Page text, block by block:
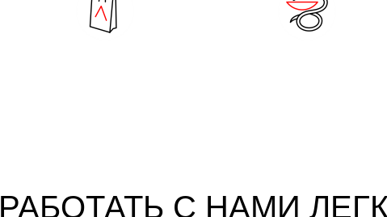
РАБОТАТЬ С НАМИ